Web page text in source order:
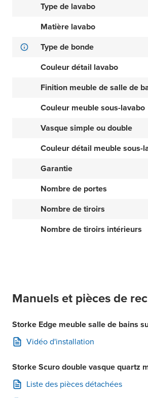
Type de lavabo
Matière lavabo
Type de bonde
Couleur détail lavabo
Finition meuble de salle de
Couleur meuble sous-lavabo
Vasque simple ou double
Couleur détail meuble sous-
Garantie
Nombre de portes
Nombre de tiroirs
Nombre de tiroirs intérieurs
Manuels et pièces de
Storke Edge meuble salle de bains
Vidéo d'installation
Storke Scuro double vasque quartz
Liste des pièces détachées